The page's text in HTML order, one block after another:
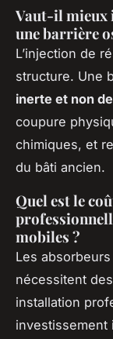
Vaut-il mieux
une barrière
L’injection de
structure. Une
inerte et non
coupure
chimiques, et
du bâti ancien.
Quel est le
mobiles ?
Les
nécessitent
installation
investissement